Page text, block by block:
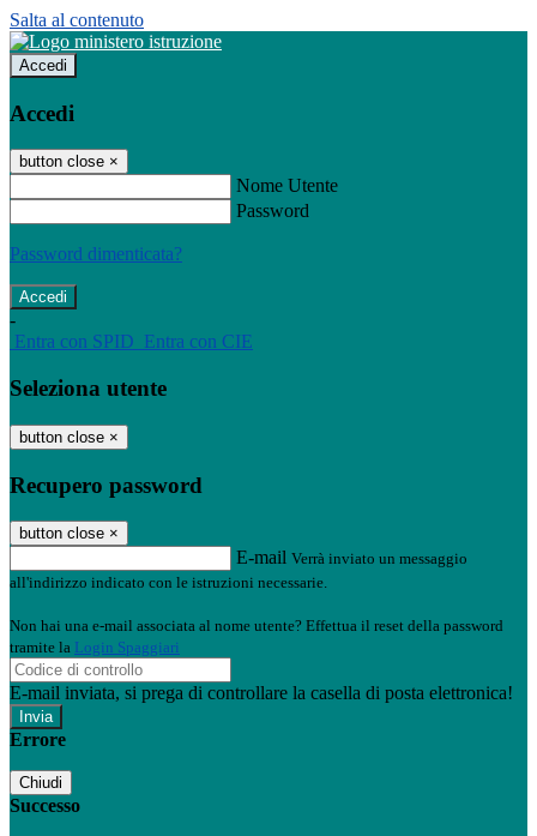
Salta al contenuto
Accedi
Accedi
button close ×
Nome Utente
Password
Password dimenticata?
-
Entra con SPID Entra con CIE
Seleziona utente
button close ×
Recupero password
button close ×
E-mail Verrà inviato un messaggio
all'indirizzo indicato con le istruzioni necessarie.
Non hai una e-mail associata al nome utente? Effettua il reset della password
tramite la Login Spaggiari
E-mail inviata, si prega di controllare la casella di posta elettronica!
Errore
Chiudi
Successo